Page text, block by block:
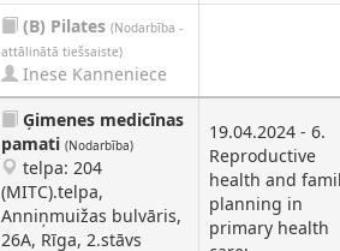
(B) Pilates (Nodarbība -
attālinātā tiešsaiste)
Inese Kanneniece
Ģimenes medicīnas
pamati (Nodarbība)
telpa: 204
(MITC).telpa,
Anniņmuižas bulvāris,
26A, Rīga, 2.stāvs
19.04.2024 - 6.
Reproductive
health and
planning in
primary health